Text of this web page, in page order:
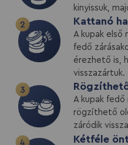
kinyissuk,
Kattanó
A kupak első
fedő
érezhető is,
visszazártuk.
A kupak
rögzíthető
záródik
Kétféle